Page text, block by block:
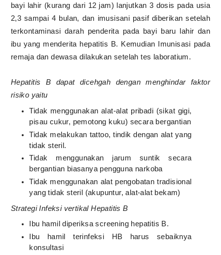
bayi lahir (kurang dari 12 jam) lanjutkan 3 dosis pada usia
2,3 sampai 4 bulan, dan imusisani pasif diberikan setelah
terkontaminasi darah penderita pada bayi baru lahir dan
ibu yang menderita hepatitis B. Kemudian Imunisasi pada
remaja dan dewasa dilakukan setelah tes laboratium.
Hepatitis B dapat dicehgah dengan menghindar faktor
risiko yaitu
Tidak menggunakan alat-alat pribadi (sikat gigi,
pisau cukur, pemotong kuku) secara bergantian
Tidak melakukan tattoo, tindik dengan alat yang
tidak steril.
Tidak menggunakan jarum suntik secara
bergantian biasanya pengguna narkoba
Tidak menggunakan alat pengobatan tradisional
yang tidak steril (akupuntur, alat-alat bekam)
Strategi Infeksi vertikal Hepatitis B
Ibu hamil diperiksa screening hepatitis B.
Ibu hamil terinfeksi HB harus sebaiknya
konsultasi